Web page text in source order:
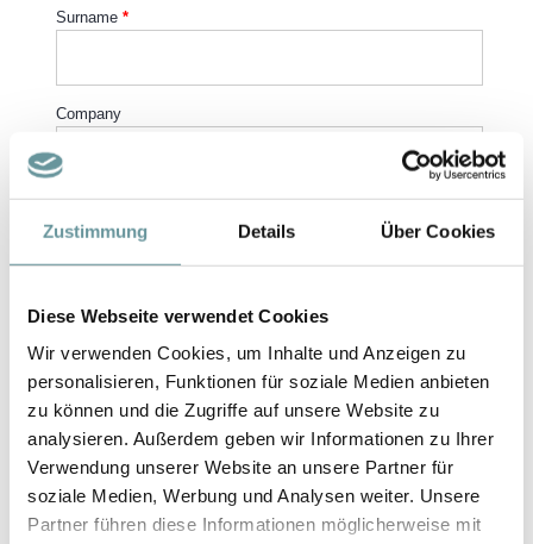
Zustimmung Details Über Cookies
Diese Webseite verwendet Cookies
Wir verwenden Cookies, um Inhalte und Anzeigen zu
personalisieren, Funktionen für soziale Medien anbieten
zu können und die Zugriffe auf unsere Website zu
analysieren. Außerdem geben wir Informationen zu Ihrer
Verwendung unserer Website an unsere Partner für
soziale Medien, Werbung und Analysen weiter. Unsere
Partner führen diese Informationen möglicherweise mit